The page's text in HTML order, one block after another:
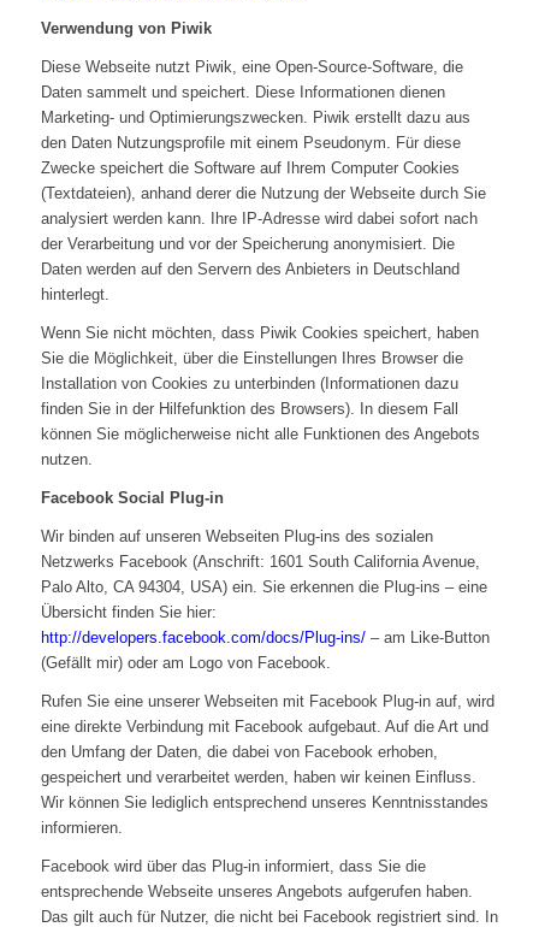
Verwendung von Piwik
Diese Webseite nutzt Piwik, eine Open-Source-Software, die
Daten sammelt und speichert. Diese Informationen dienen
Marketing- und Optimierungszwecken. Piwik erstellt dazu aus
den Daten Nutzungsprofile mit einem Pseudonym. Für diese
Zwecke speichert die Software auf Ihrem Computer Cookies
(Textdateien), anhand derer die Nutzung der Webseite durch Sie
analysiert werden kann. Ihre IP-Adresse wird dabei sofort nach
der Verarbeitung und vor der Speicherung anonymisiert. Die
Daten werden auf den Servern des Anbieters in Deutschland
hinterlegt.
Wenn Sie nicht möchten, dass Piwik Cookies speichert, haben
Sie die Möglichkeit, über die Einstellungen Ihres Browser die
Installation von Cookies zu unterbinden (Informationen dazu
finden Sie in der Hilfefunktion des Browsers). In diesem Fall
können Sie möglicherweise nicht alle Funktionen des Angebots
nutzen.
Facebook Social Plug-in
Wir binden auf unseren Webseiten Plug-ins des sozialen
Netzwerks Facebook (Anschrift: 1601 South California Avenue,
Palo Alto, CA 94304, USA) ein. Sie erkennen die Plug-ins – eine
Übersicht finden Sie hier:
http://developers.facebook.com/docs/Plug-ins/– am Like-Button
(Gefällt mir) oder am Logo von Facebook.
Rufen Sie eine unserer Webseiten mit Facebook Plug-in auf, wird
eine direkte Verbindung mit Facebook aufgebaut. Auf die Art und
den Umfang der Daten, die dabei von Facebook erhoben,
gespeichert und verarbeitet werden, haben wir keinen Einfluss.
Wir können Sie lediglich entsprechend unseres Kenntnisstandes
informieren.
Facebook wird über das Plug-in informiert, dass Sie die
entsprechende Webseite unseres Angebots aufgerufen haben.
Das gilt auch für Nutzer, die nicht bei Facebook registriert sind. In